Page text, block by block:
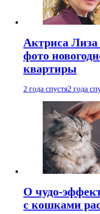
Актриса
фото
квартиры
2 года спустя2 года
О чудо-
с кошками